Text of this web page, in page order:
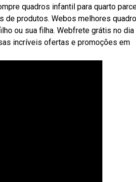
quadros infantil para quarto
produtos. Webos melhores
ou sua filha. Webfrete grátis no dia
incríveis ofertas e promoções em